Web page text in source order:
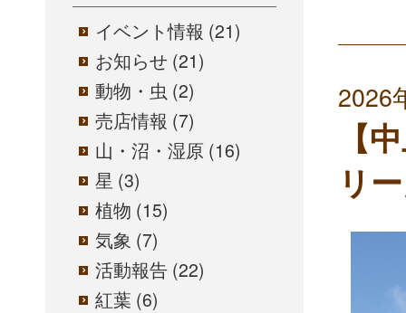
イベント情報 (21)
お知らせ (21)
動物・虫 (2)
売店情報 (7)
山・沼・湿原 (16)
星 (3)
植物 (15)
気象 (7)
活動報告 (22)
紅葉 (6)
2026
【
リ